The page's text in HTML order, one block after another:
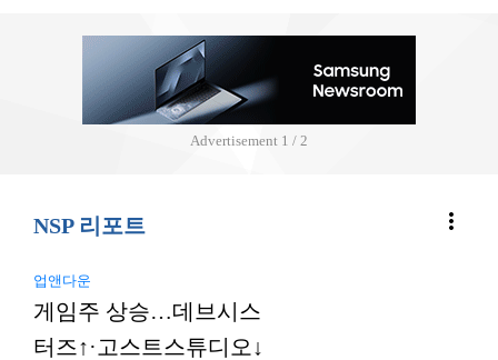
Advertisement 2 / 2
NSP 리포트 more_vert
업앤다운
게임주 상승…데브시스
터즈↑·고스트스튜디오↓